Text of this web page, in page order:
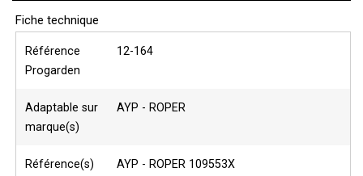
Fiche technique
Référence
Progarden
12-164
Adaptable sur
marque(s)
AYP - ROPER
Référence(s)
AYP - ROPER 109553X